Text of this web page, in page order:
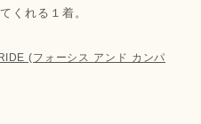
くれる１着。
(フォーシス アンド カンパ